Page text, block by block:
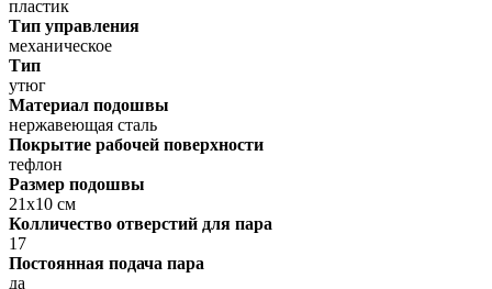
пластик
Тип управления
механическое
Тип
утюг
Материал подошвы
нержавеющая сталь
Покрытие рабочей поверхности
тефлон
Размер подошвы
21х10 см
Колличество отверстий для пара
17
Постоянная подача пара
да